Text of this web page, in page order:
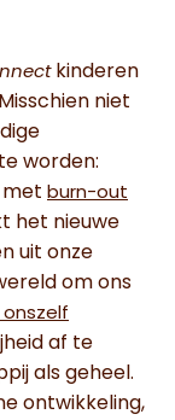
kinderen
niet
worden:
met burn-out
het nieuwe
uit onze
om ons
af te
als geheel.
ontwikkeling,